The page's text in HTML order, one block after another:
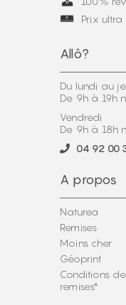
Prix
Allô?
Du lundi au
De 9h à 19h
Vendredi
De 9h à 18h
04 92 00
A propos
Naturea
Remises
Moins cher
Géoprint
Conditions
remises*